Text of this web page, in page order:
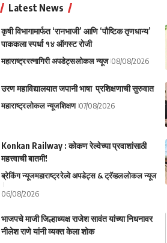
Latest News
कृषी विभागामार्फत ‘रानभाजी’ आणि ‘पौष्टिक तृणधान्य’
पाककला स्पर्धा १४ ऑगस्ट रोजी
महाराष्ट्ररत्नागिरी अपडेट्सलोकल न्यूज 08/08/2026
उरण महाविद्यालयात जपानी भाषा प्रशिक्षणाची सुरुवात
महाराष्ट्रलोकल न्यूजशिक्षण 07/08/2026
Konkan Railway : कोकण रेल्वेच्या प्रवाशांसाठी
महत्त्वाची बातमी!
ब्रेकिंग न्यूजमहाराष्ट्ररेल्वे अपडेट्स & ट्रॅव्हललोकल न्यूज
06/08/2026
भाजपचे माजी जिल्हाध्यक्ष राजेश सावंत यांच्या निधनावर
नीलेश राणे यांनी व्यक्त केला शोक